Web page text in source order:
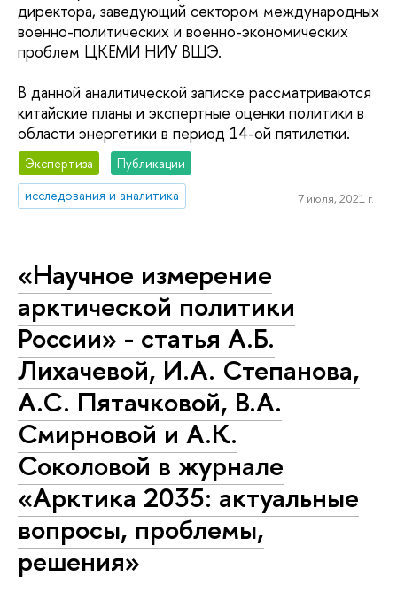
директора, заведующий сектором международных
военно-политических и военно-экономических
проблем ЦКЕМИ НИУ ВШЭ.
В данной аналитической записке рассматриваются
китайские планы и экспертные оценки политики в
области энергетики в период 14-ой пятилетки.
Экспертиза
Публикации
исследования и аналитика
7 июля, 2021 г.
«Научное измерение
арктической политики
России» - статья А.Б.
Лихачевой, И.А. Степанова,
А.С. Пятачковой, В.А.
Смирновой и А.К.
Соколовой в журнале
«Арктика 2035: актуальные
вопросы, проблемы,
решения»